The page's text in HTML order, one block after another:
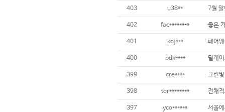
403 u38**
402 fac******** 좋은
401 koj***
400 pdk****
399 cre****
398 tor********
397 yco******